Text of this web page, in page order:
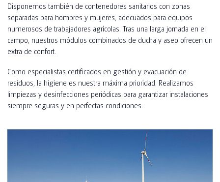
Disponemos también de contenedores sanitarios con zonas
separadas para hombres y mujeres, adecuados para equipos
numerosos de trabajadores agrícolas. Tras una larga jornada en el
campo, nuestros módulos combinados de ducha y aseo ofrecen un
extra de confort.
Como especialistas certificados en gestión y evacuación de
residuos, la higiene es nuestra máxima prioridad. Realizamos
limpiezas y desinfecciones periódicas para garantizar instalaciones
siempre seguras y en perfectas condiciones.